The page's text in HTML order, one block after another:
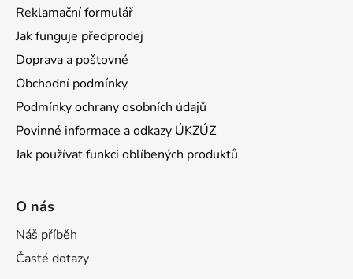
Reklamační formulář
Jak funguje předprodej
Doprava a poštovné
Obchodní podmínky
Podmínky ochrany osobních údajů
Povinné informace a odkazy ÚKZÚZ
Jak používat funkci oblíbených produktů
O nás
Náš příběh
Časté dotazy